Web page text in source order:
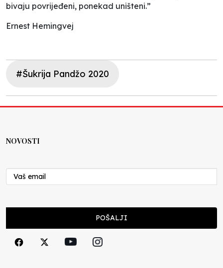
bivaju povrijeđeni, ponekad uništeni.”
Ernest Hemingvej
#Šukrija Pandžo 2020
NOVOSTI
POŠALJI